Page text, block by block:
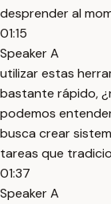
desprender al
01:15
Speaker A
utilizar estas
bastante rápido,
podemos
busca crear
tareas que
01:37
Speaker A